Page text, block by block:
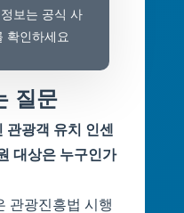
보는 공식 사
확인하세요
질문
관광객 유치 인센
대상은 누구인가
관광진흥법 시행